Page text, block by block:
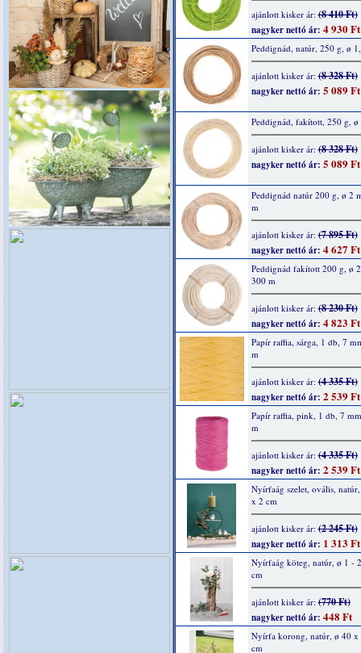
ajánlott kisker ár:(8 410 Ft)
nagyker nettó ár: 4 930 Ft
Peddignád, natúr, 250 g, ø
ajánlott kisker ár:(8 328 Ft)
nagyker nettó ár: 5 089 Ft
Peddignád, fakított, 250 g,
ajánlott kisker ár:(8 328 Ft)
nagyker nettó ár: 5 089 Ft
Peddignád natúr 200 g, ø 2
m
ajánlott kisker ár:(7 895 Ft)
nagyker nettó ár: 4 627 Ft
Peddignád fakított 200 g, ø
300 m
ajánlott kisker ár:(8 230 Ft)
nagyker nettó ár: 4 823 Ft
Papír raffia, sárga, 1 db, 7
m
ajánlott kisker ár:(4 335 Ft)
nagyker nettó ár: 2 539 Ft
Papír raffia, pink, 1 db, 7
m
ajánlott kisker ár:(4 335 Ft)
nagyker nettó ár: 2 539 Ft
Nyírfaág szelet, ovális,
x 2 cm
ajánlott kisker ár:(2 245 Ft)
nagyker nettó ár: 1 313 Ft
Nyírfaág köteg, natúr, ø 1 -
cm
ajánlott kisker ár:(770 Ft)
nagyker nettó ár: 448 Ft
Nyírfa korong, natúr, ø 40 x
cm